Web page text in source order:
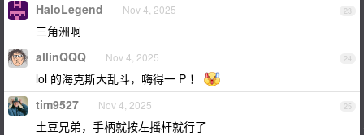
23
HaloLegend Nov 4, 2025
三角洲啊
24
allinQQQ Nov 4, 2025
lol 的海克斯大乱斗，嗨得一 P ！
25
tim9527 Nov 4, 2025
土豆兄弟，手柄就按左摇杆就行了